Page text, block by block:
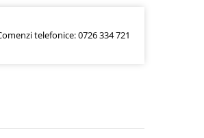
telefonice: 0726 334 721